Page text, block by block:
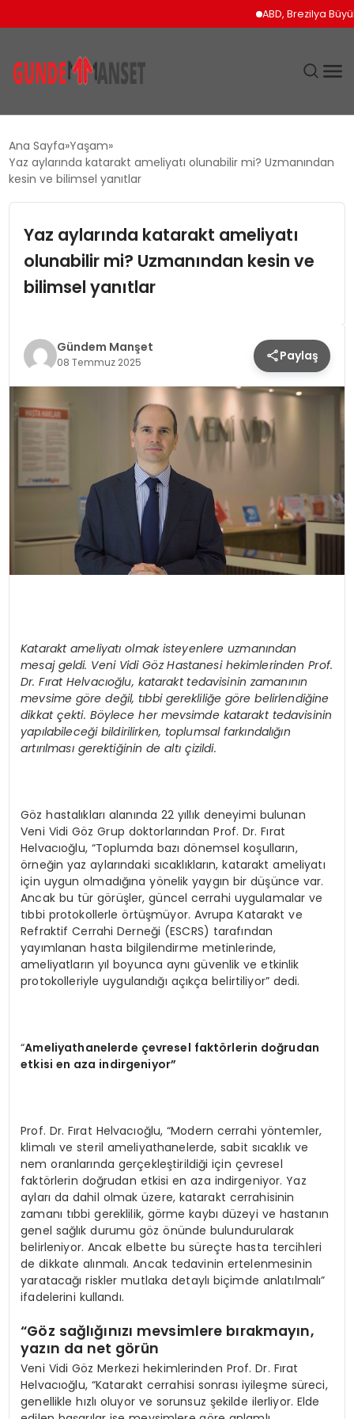
ABD, Brezilya
DÜNYA
SPOR
YAŞAM
Ana Sayfa Yaşam
Yaz aylarında katarakt ameliyatı olunabilir mi? Uzmanından
kesin ve bilimsel yanıtlar
Yaz aylarında katarakt ameliyatı
olunabilir mi? Uzmanından kesin ve
bilimsel yanıtlar
Gündem Manşet
08 Temmuz 2025 Paylaş
Katarakt ameliyatı olmak isteyenlere uzmanından
mesaj geldi. Veni Vidi Göz Hastanesi hekimlerinden Prof.
Dr. Fırat Helvacıoğlu, katarakt tedavisinin zamanının
mevsime göre değil, tıbbi gerekliliğe göre belirlendiğine
dikkat çekti. Böylece her mevsimde katarakt tedavisinin
yapılabileceği bildirilirken, toplumsal farkındalığın
artırılması gerektiğinin de altı çizildi.
Göz hastalıkları alanında 22 yıllık deneyimi bulunan
Veni Vidi Göz Grup doktorlarından Prof. Dr. Fırat
Helvacıoğlu, “Toplumda bazı dönemsel koşulların,
örneğin yaz aylarındaki sıcaklıkların, katarakt ameliyatı
için uygun olmadığına yönelik yaygın bir düşünce var.
Ancak bu tür görüşler, güncel cerrahi uygulamalar ve
tıbbi protokollerle örtüşmüyor. Avrupa Katarakt ve
Refraktif Cerrahi Derneği (ESCRS) tarafından
yayımlanan hasta bilgilendirme metinlerinde,
ameliyatların yıl boyunca aynı güvenlik ve etkinlik
protokolleriyle uygulandığı açıkça belirtiliyor” dedi.
“Ameliyathanelerde çevresel faktörlerin doğrudan
etkisi en aza indirgeniyor”
Prof. Dr. Fırat Helvacıoğlu, “Modern cerrahi yöntemler,
klimalı ve steril ameliyathanelerde, sabit sıcaklık ve
nem oranlarında gerçekleştirildiği için çevresel
faktörlerin doğrudan etkisi en aza indirgeniyor. Yaz
ayları da dahil olmak üzere, katarakt cerrahisinin
zamanı tıbbi gereklilik, görme kaybı düzeyi ve hastanın
genel sağlık durumu göz önünde bulundurularak
belirleniyor. Ancak elbette bu süreçte hasta tercihleri
de dikkate alınmalı. Ancak tedavinin ertelenmesinin
yaratacağı riskler mutlaka detaylı biçimde anlatılmalı”
ifadelerini kullandı.
“Göz sağlığınızı mevsimlere bırakmayın,
yazın da net görün
Veni Vidi Göz Merkezi hekimlerinden Prof. Dr. Fırat
Helvacıoğlu, “Katarakt cerrahisi sonrası iyileşme süreci,
genellikle hızlı oluyor ve sorunsuz şekilde ilerliyor. Elde